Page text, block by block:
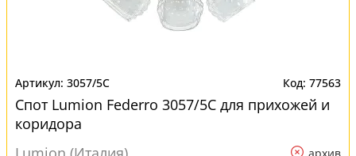
3057/5C 77563
Спот Lumion Federro 3057/5C для прихожей и
коридора